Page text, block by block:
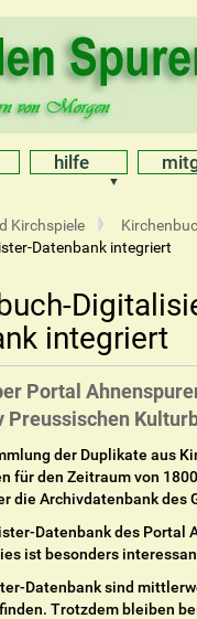
hilfe
Kirchspiele
Datenbank integriert
integriert
Portal
Preussischen
der Duplikate aus
für den Zeitraum von
die Archivdatenbank des
Datenbank des Portal
ist besonders
Datenbank sind
Trotzdem bleiben